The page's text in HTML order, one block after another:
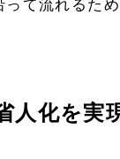
って流れるた
人化を実